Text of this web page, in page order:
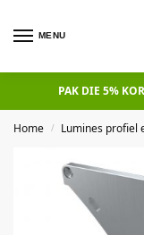
MENU
PAK DIE 5%
Home / Lumines profiel